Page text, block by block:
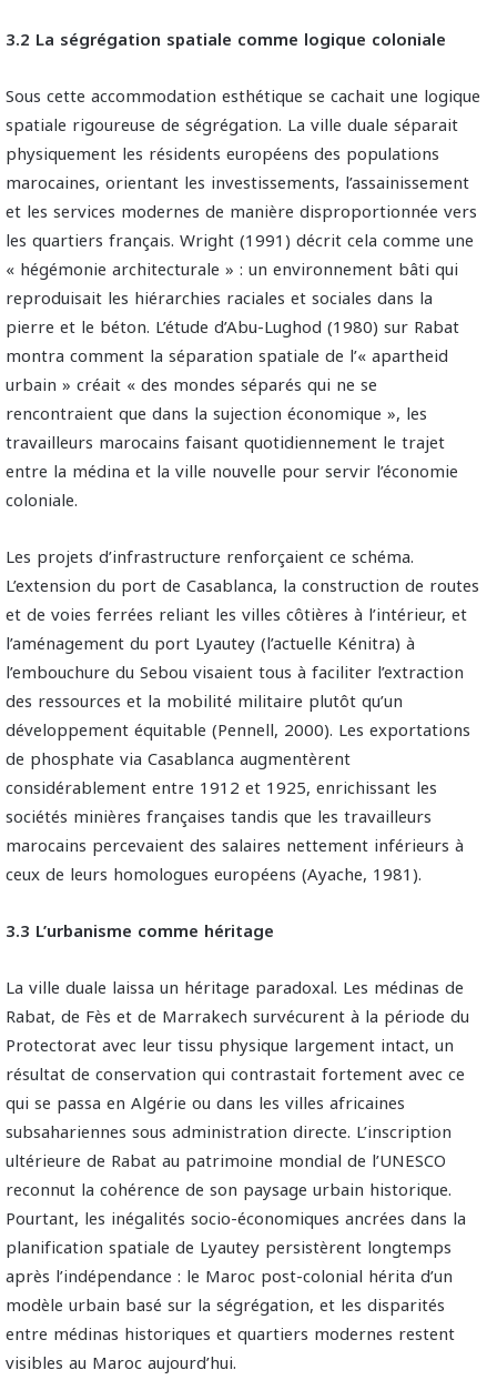
3.2 La ségrégation spatiale comme logique coloniale
Sous cette accommodation esthétique se cachait une logique
spatiale rigoureuse de ségrégation. La ville duale séparait
physiquement les résidents européens des populations
marocaines, orientant les investissements, l’assainissement
et les services modernes de manière disproportionnée vers
les quartiers français. Wright (1991) décrit cela comme une
« hégémonie architecturale » : un environnement bâti qui
reproduisait les hiérarchies raciales et sociales dans la
pierre et le béton. L’étude d’Abu-Lughod (1980) sur Rabat
montra comment la séparation spatiale de l’« apartheid
urbain » créait « des mondes séparés qui ne se
rencontraient que dans la sujection économique », les
travailleurs marocains faisant quotidiennement le trajet
entre la médina et la ville nouvelle pour servir l’économie
coloniale.
Les projets d’infrastructure renforçaient ce schéma.
L’extension du port de Casablanca, la construction de routes
et de voies ferrées reliant les villes côtières à l’intérieur, et
l’aménagement du port Lyautey (l’actuelle Kénitra) à
l’embouchure du Sebou visaient tous à faciliter l’extraction
des ressources et la mobilité militaire plutôt qu’un
développement équitable (Pennell, 2000). Les exportations
de phosphate via Casablanca augmentèrent
considérablement entre 1912 et 1925, enrichissant les
sociétés minières françaises tandis que les travailleurs
marocains percevaient des salaires nettement inférieurs à
ceux de leurs homologues européens (Ayache, 1981).
3.3 L’urbanisme comme héritage
La ville duale laissa un héritage paradoxal. Les médinas de
Rabat, de Fès et de Marrakech survécurent à la période du
Protectorat avec leur tissu physique largement intact, un
résultat de conservation qui contrastait fortement avec ce
qui se passa en Algérie ou dans les villes africaines
subsahariennes sous administration directe. L’inscription
ultérieure de Rabat au patrimoine mondial de l’UNESCO
reconnut la cohérence de son paysage urbain historique.
Pourtant, les inégalités socio-économiques ancrées dans la
planification spatiale de Lyautey persistèrent longtemps
après l’indépendance : le Maroc post-colonial hérita d’un
modèle urbain basé sur la ségrégation, et les disparités
entre médinas historiques et quartiers modernes restent
visibles au Maroc aujourd’hui.